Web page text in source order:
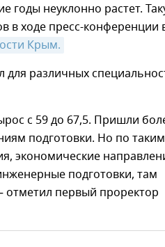
годы неуклонно растет.
в ходе пресс-конференции
Крым.
для различных
с 59 до 67,5. Пришли
подготовки. Но по таким
экономические
подготовки, там
отметил первый проректор